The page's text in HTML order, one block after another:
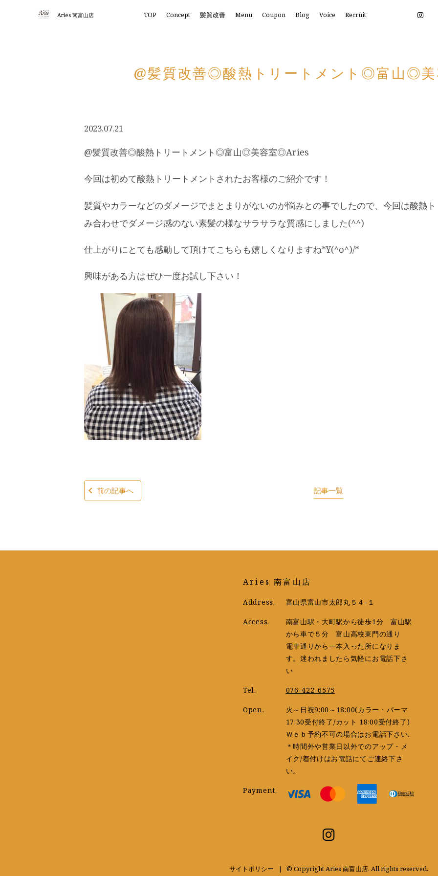
Aries 南富山店 TOP Concept 髪質改善 Menu Coupon Blog Voice Recruit
@髪質改善◎酸熱トリートメント◎富山◎
2023.07.21
@髪質改善◎酸熱トリートメント◎富山◎美容室◎Aries
今回は初めて酸熱トリートメントされたお客様のご紹介です！
髪質やカラーなどのダメージでまとまりがないのが悩みとの事でしたので、今回は酸熱
み合わせでダメージ感のない素髪の様なサラサラな質感にしました(^^)
仕上がりにとても感動して頂けてこちらも嬉しくなりますね*¥(^o^)/*
興味がある方はぜひ一度お試し下さい！
前の記事へ 記事一覧
Aries 南富山店
Address. 富山県富山市太郎丸５４‐１
Access.
南富山駅・大町駅から徒歩1分 富山駅
から車で５分 富山高校東門の通り
電車通りから一本入った所になりま
す。迷われましたら気軽にお電話下さ
い
Tel. 076-422-6575
Open.
火～日祝9:00～18:00(カラー・パーマ
17:30受付終了/カット 18:00受付終了)
Ｗｅｂ予約不可の場合はお電話下さい.
＊時間外や営業日以外でのアップ・メ
イク/着付けはお電話にてご連絡下さ
い。
Payment.
サイトポリシー © Copyright Aries 南富山店. All rights reserved.